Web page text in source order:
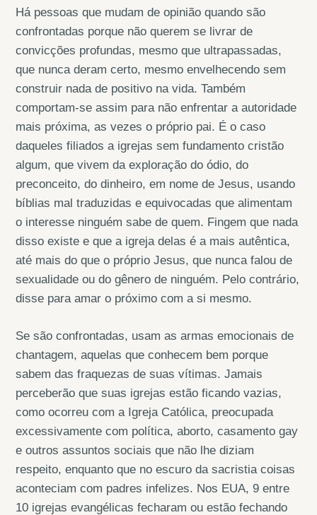
Há pessoas que mudam de opinião quando são
confrontadas porque não querem se livrar de
convicções profundas, mesmo que ultrapassadas,
que nunca deram certo, mesmo envelhecendo sem
construir nada de positivo na vida. Também
comportam-se assim para não enfrentar a autoridade
mais próxima, as vezes o próprio pai. É o caso
daqueles filiados a igrejas sem fundamento cristão
algum, que vivem da exploração do ódio, do
preconceito, do dinheiro, em nome de Jesus, usando
bíblias mal traduzidas e equivocadas que alimentam
o interesse ninguém sabe de quem. Fingem que nada
disso existe e que a igreja delas é a mais autêntica,
até mais do que o próprio Jesus, que nunca falou de
sexualidade ou do gênero de ninguém. Pelo contrário,
disse para amar o próximo com a si mesmo.
Se são confrontadas, usam as armas emocionais de
chantagem, aquelas que conhecem bem porque
sabem das fraquezas de suas vítimas. Jamais
perceberão que suas igrejas estão ficando vazias,
como ocorreu com a Igreja Católica, preocupada
excessivamente com política, aborto, casamento gay
e outros assuntos sociais que não lhe diziam
respeito, enquanto que no escuro da sacristia coisas
aconteciam com padres infelizes. Nos EUA, 9 entre
10 igrejas evangélicas fecharam ou estão fechando